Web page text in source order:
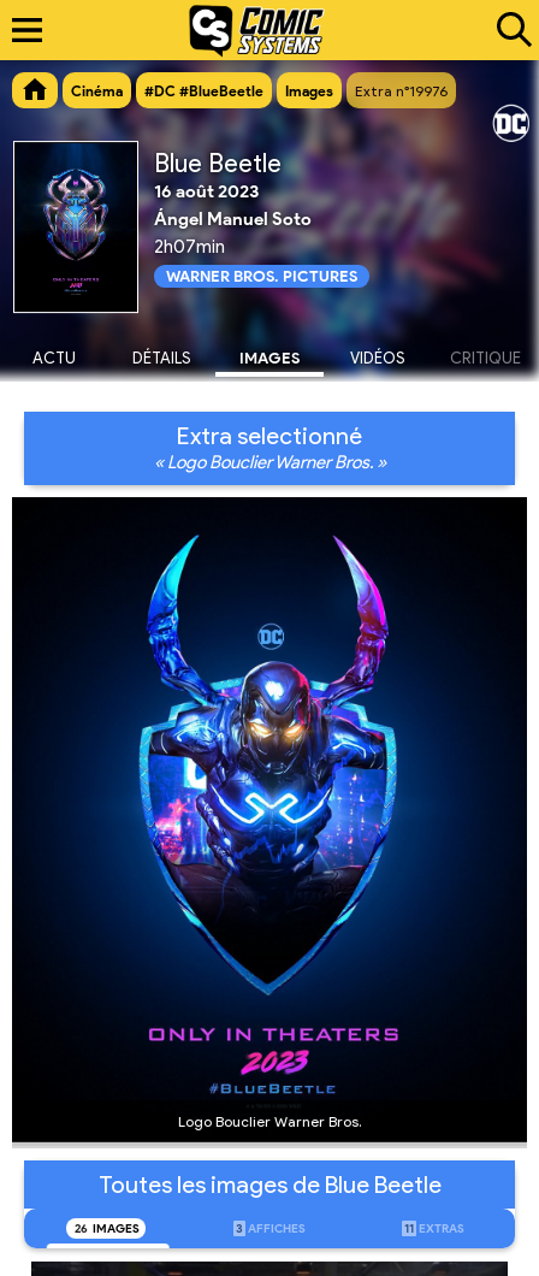
Cinéma #DC #BlueBeetle Images Extra n°19976
Blue Beetle
16 août 2023
Ángel Manuel Soto
2h07min
WARNER BROS. PICTURES
ACTU DÉTAILS IMAGES VIDÉOS CRITIQUE
Extra selectionné
« Logo Bouclier Warner Bros. »
Logo Bouclier Warner Bros.
Toutes les images de Blue Beetle
26 IMAGES 3 AFFICHES 11 EXTRAS